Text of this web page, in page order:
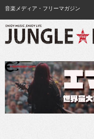
音楽メディア・フリーマガジン